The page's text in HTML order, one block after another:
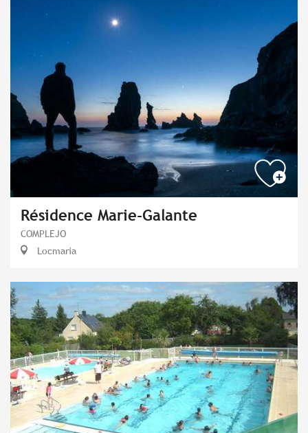
Résidence Marie-Galante
COMPLEJO
Locmaria